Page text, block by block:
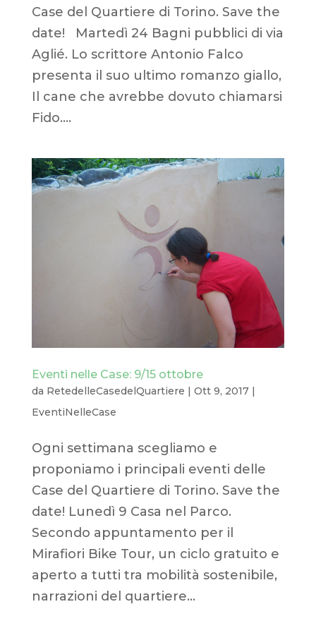
Case del Quartiere di Torino. Save the
date! Martedì 24 Bagni pubblici di via
Aglié. Lo scrittore Antonio Falco
presenta il suo ultimo romanzo giallo,
Il cane che avrebbe dovuto chiamarsi
Fido....
Eventi nelle Case: 9/15 ottobre
da RetedelleCasedelQuartiere | Ott 9, 2017|
EventiNelleCase
Ogni settimana scegliamo e
proponiamo i principali eventi delle
Case del Quartiere di Torino. Save the
date! Lunedì 9 Casa nel Parco.
Secondo appuntamento per il
Mirafiori Bike Tour, un ciclo gratuito e
aperto a tutti tra mobilità sostenibile,
narrazioni del quartiere...